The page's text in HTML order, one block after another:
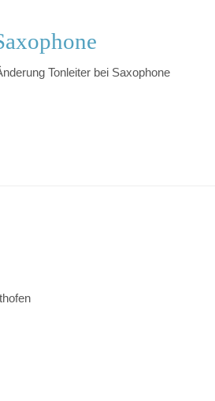
Tonleiter bei Saxophone